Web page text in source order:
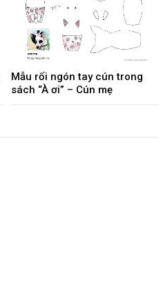
Mẫu rối ngón tay cún trong
sách “À ơi” – Cún mẹ